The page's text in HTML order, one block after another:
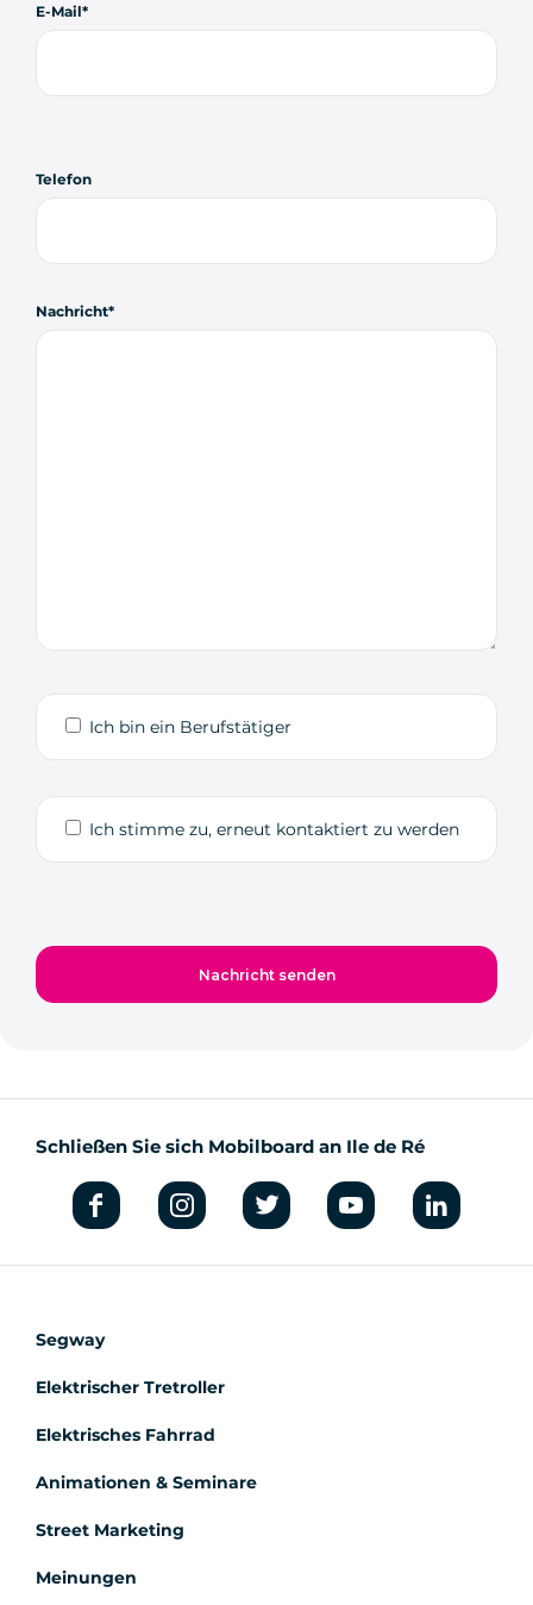
E-Mail
Telefon
Nachricht
Ich bin ein Berufstätiger
Ich stimme zu, erneut kontaktiert zu werden
Schließen Sie sich Mobilboard an Ile de Ré
Segway
Elektrischer Tretroller
Elektrisches Fahrrad
Animationen & Seminare
Street Marketing
Meinungen